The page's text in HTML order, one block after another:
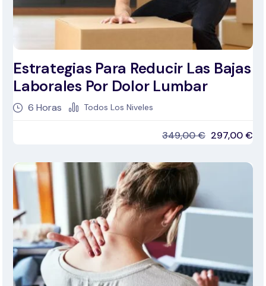
Estrategias Para Reducir Las Bajas
Laborales Por Dolor Lumbar
6 Horas Todos Los Niveles
349,00€ 297,00€